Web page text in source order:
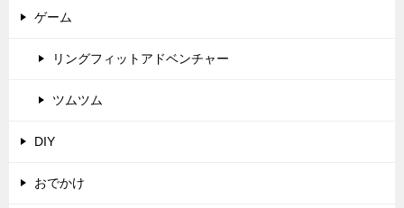
ゲーム
リングフィットアドベンチャー
ツムツム
DIY
おでかけ